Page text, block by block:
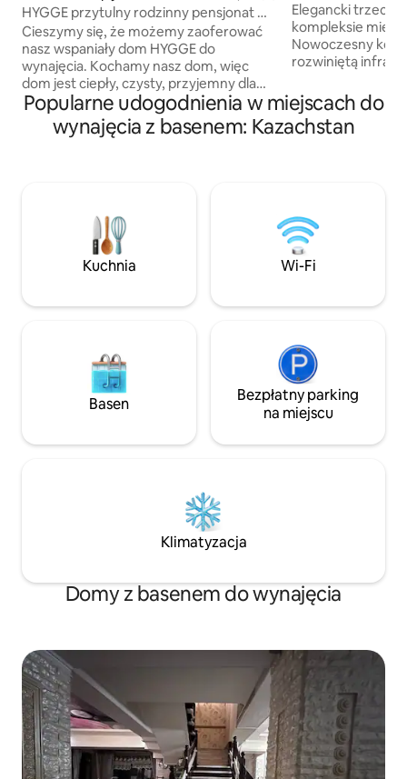
HYGGE przytulny rodzinny pensjonat w
górach Ałmaty
Cieszymy się, że możemy zaoferować
nasz wspaniały dom HYGGE do
wynajęcia. Kochamy nasz dom, więc
dom jest ciepły, czysty, przyjemny dla
dorosłych i dzieci. Palenie w domu jest
zabronione, nie ma obcych zapachów.
Przestronny taras, palenisko, rosyjska
pobliżu znajduje się kilka ośrodków
narciarskich, miejsca, w których można
zrelaksować się na świeżym powietrzu
przez cały rok, średnia temperatura
Elegancki trzeci
kompleksie
Nowoczesny
rozwiniętą
Lokalizacja jest
Tay, Esentatai
plaza, Akimat of
dokumentów do
usługa płatności
możliwa: - Pościel
wyprasowana
Popularne udogodnienia w miejscach do
wynajęcia z basenem: Kazachstan
Kuchnia Wi-Fi
Basen
Bezpłatny parking
na miejscu
Klimatyzacja
Domy z basenem do wynajęcia